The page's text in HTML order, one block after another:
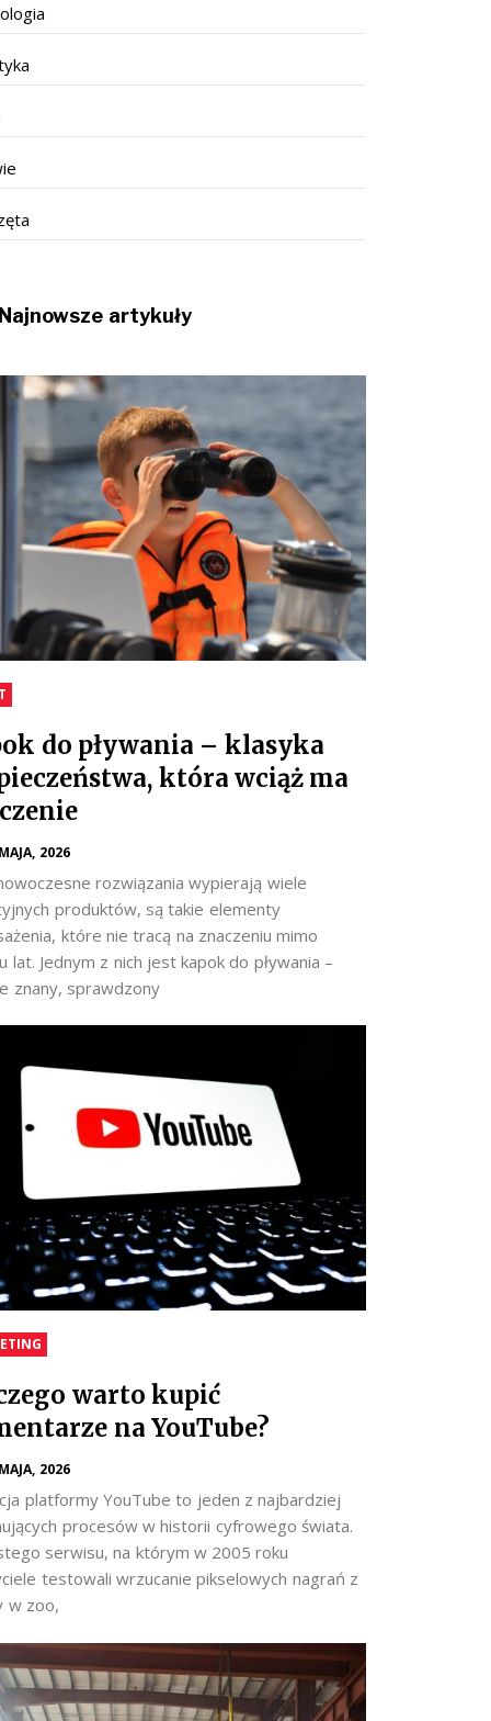
artykuły
do pływania – klasyka
która wciąż ma
2026
rozwiązania wypierają wiele
produktów, są takie elementy
które nie tracą na znaczeniu mimo
lat. Jednym z nich jest kapok do pływania –
znany, sprawdzony
warto kupić
na YouTube?
2026
platformy YouTube to jeden z najbardziej
procesów w historii cyfrowego świata.
serwisu, na którym w 2005 roku
testowali wrzucanie pikselowych nagrań z
w zoo,